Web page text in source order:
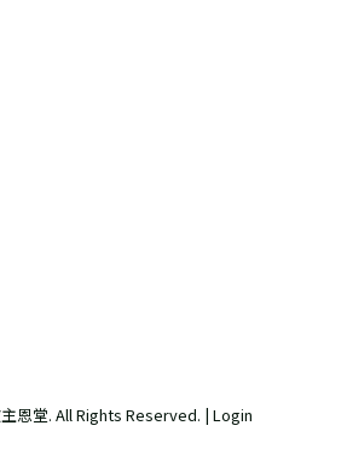
恩堂. All Rights Reserved. | Login